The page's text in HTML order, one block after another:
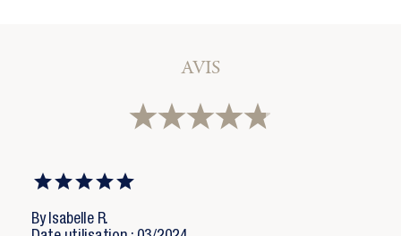
Ajouter à ma liste d'envies
Nom de la liste d'envies
Annuler
Vous devez être connecté pour ajouter des produits
à votre liste d'envies.
AVIS
By Isabelle R.